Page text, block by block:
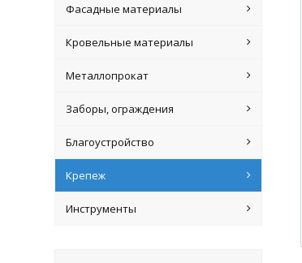
Фасадные материалы
Кровельные материалы
Металлопрокат
Заборы, ограждения
Благоустройство
Крепеж
Инструменты